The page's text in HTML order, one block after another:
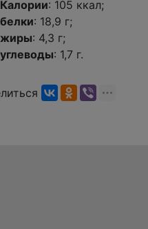
Калории: 105 ккал;
белки: 18,9 г;
жиры: 4,3 г;
углеводы: 1,7 г.